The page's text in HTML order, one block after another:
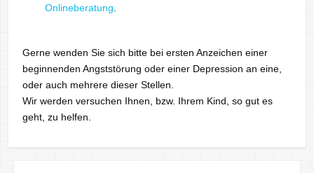
Onlineberatung
Gerne wenden Sie sich bitte bei ersten Anzeichen einer
beginnenden Angststörung oder einer Depression an eine,
oder auch mehrere dieser Stellen.
Wir werden versuchen Ihnen, bzw. Ihrem Kind, so gut es
geht, zu helfen.